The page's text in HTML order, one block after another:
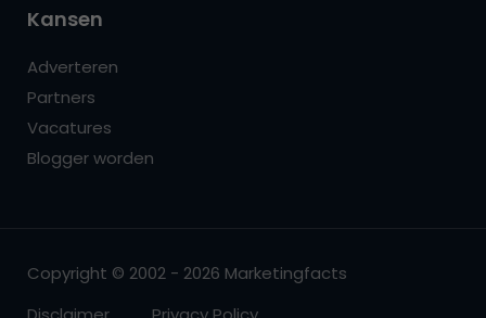
Kansen
Adverteren
Partners
Vacatures
Blogger worden
Copyright © 2002 - 2026 Marketingfacts